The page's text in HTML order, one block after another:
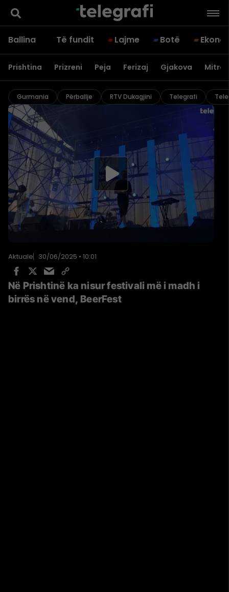
Ballina Të fundit Lajme Botë
Prishtina Prizreni Peja Ferizaj Gjakova
Gurmania Përballje RTV Dukagjini Telegrafi
Aktuale 30/06/2025 • 10:01
Në Prishtinë ka nisur festivali më i madh i
birrës në vend, BeerFest